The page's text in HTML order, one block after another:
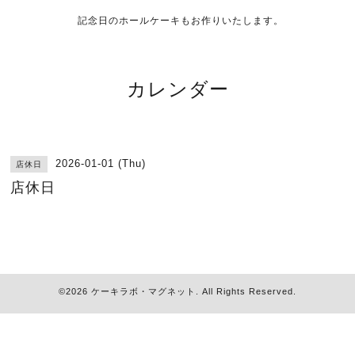
記念日のホールケーキもお作りいたします。
カレンダー
店休日 2026-01-01 (Thu)
店休日
©2026 ケーキラボ・マグネット . All Rights Reserved.